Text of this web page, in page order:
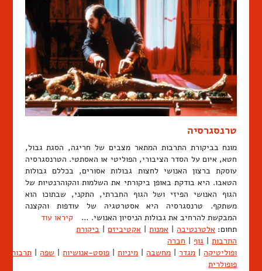
טרנסגרסיה
מונח בביקורת התרבות המתאר מצבים של חריגה, הסגת גבול,
חטא, איום על הסדר הציבורי, הפוליטי או האסתטי. הטרנסגרסיה
עוסקת ברצון האנושי לחצות גבולות אסורים, בכללם גבולות
הטאבו. היא בודקת באופן ביקורתי את השלמות והקוהרנטיות של
הגוף האנושי הפיזי ושל הגוף החברתי, התקני, שבתוכו הוא
משתקף. טרנסגרסיה היא אסטרטגיה של עודפות והקצנה
המבקשת להרחיב את גבולות הניסיון האנושי. … קיראו עוד
תחום: אלטרנטיבה אמנות אקטיביזם
ביקורת
התרבות
גוף
חברה
ופוליטיקה
מגדר מחשבה מיניות פוסט-אנושיות שפה
תרבות
פופולרית